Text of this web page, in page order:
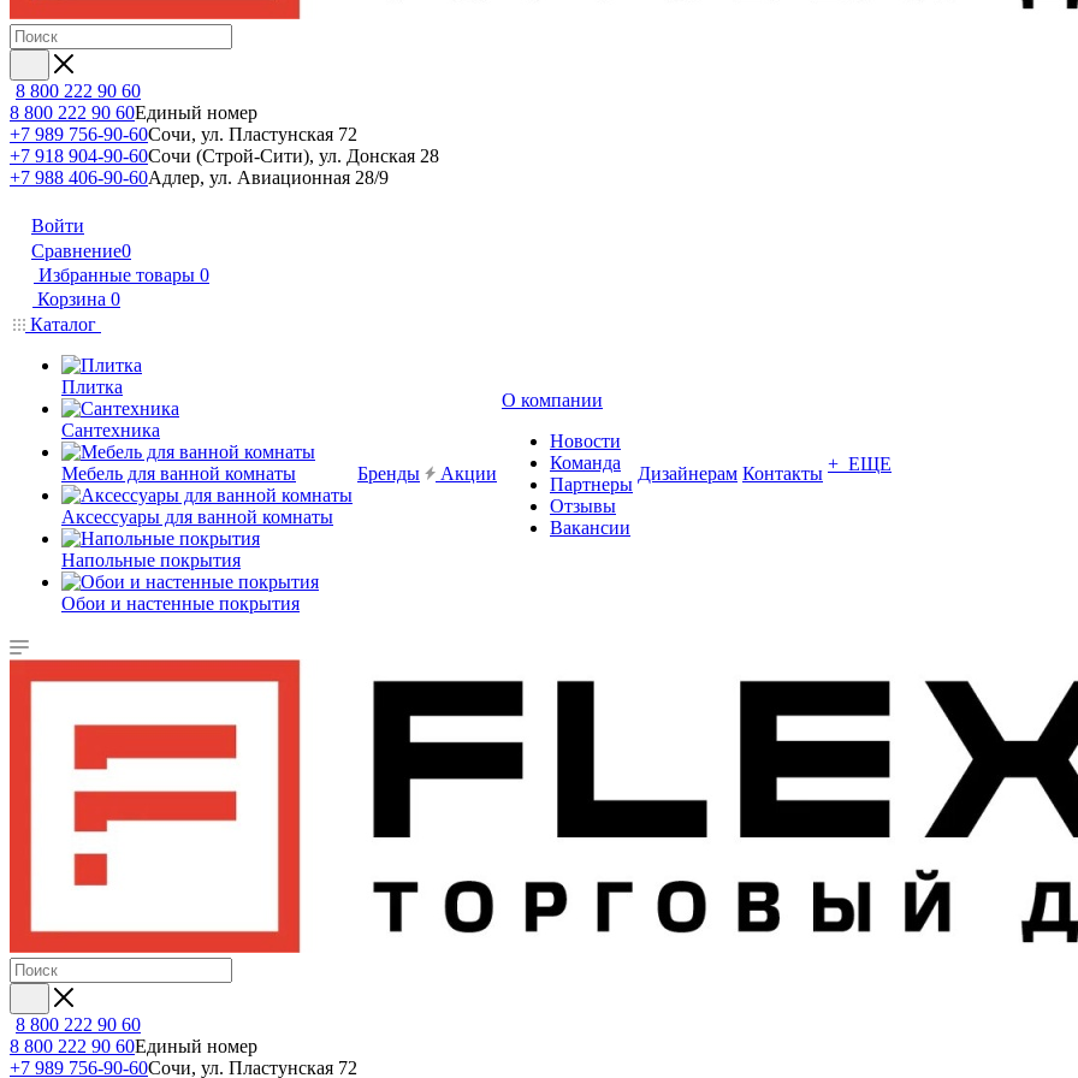
8 800 222 90 60
8 800 222 90 60Единый номер
+7 989 756-90-60Сочи, ул. Пластунская 72
+7 918 904-90-60Сочи (Строй-Сити), ул. Донская 28
+7 988 406-90-60Адлер, ул. Авиационная 28/9
Войти
Сравнение0
Избранные товары 0
Корзина 0
Каталог
Плитка
Сантехника
Мебель для ванной комнаты
Аксессуары для ванной комнаты
Напольные покрытия
Обои и настенные покрытия
Бренды Акции
О компании
Новости
Команда
Партнеры
Отзывы
Вакансии
Дизайнерам Контакты + ЕЩЕ
8 800 222 90 60
8 800 222 90 60Единый номер
+7 989 756-90-60Сочи, ул. Пластунская 72